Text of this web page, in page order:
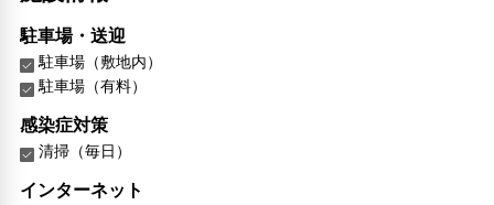
駐車場・送迎
駐車場（敷地内）
駐車場（有料）
感染症対策
清掃（毎日）
インターネット